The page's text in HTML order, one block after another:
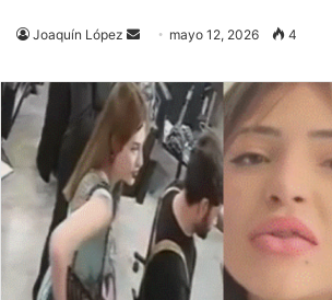
Joaquín López
Send
email
mayo 12, 2026 4